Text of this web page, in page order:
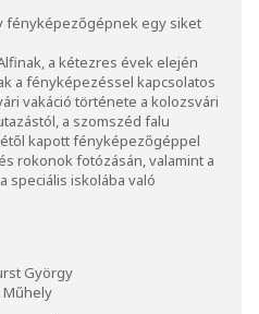
fényképezőgépnek egy siket
a kétezres évek elején
a fényképezéssel kapcsolatos
vakáció története a kolozsvári
a szomszéd falu
kapott fényképezőgéppel
rokonok fotózásán, valamint a
speciális iskolába való
György
Műhely